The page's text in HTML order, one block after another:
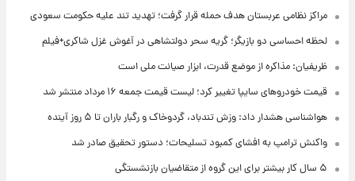
مراکز نظامی عربستان هدف حمله قرار گرفت؛ تهدید تند علیه حکومت سعودی
لحظه احساسی دو بازیگر؛ گریه سحر دولتشاهی در آغوش غزل شاکری+فیلم
ظریفیان: مذاکره از موضع قدرت، ابزار صیانت ملی است
قیمت خودروهای سایپا تغییر کرد؛ لیست قیمت جمعه ۱۶ مرداد منتشر شد
هواشناسی هشدار داد: وزش تندباد، گردوخاک و رگبار باران تا ۵ روز آینده
واکنش ترامپ به افشای کمبود تسلیحات؛ دستور تحقیق صادر شد
۵ سال کار بیشتر برای این گروه از متقاضیان بازنشستگی